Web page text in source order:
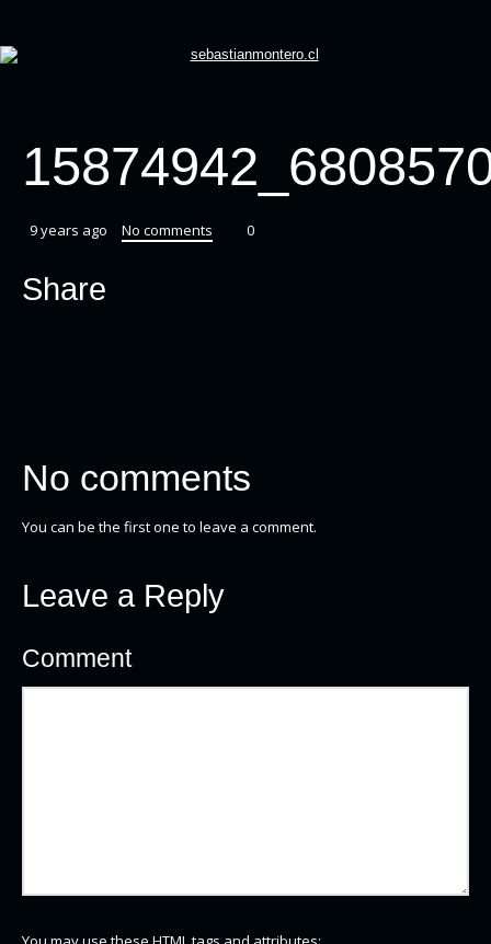
9 years ago No comments 0
Share
No comments
You can be the first one to leave a comment.
Leave a Reply
Comment